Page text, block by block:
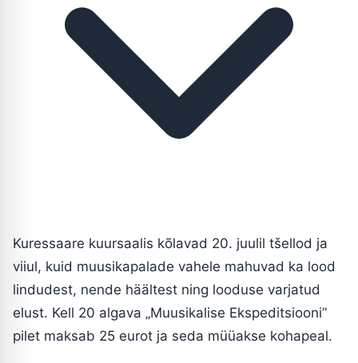
Kuressaare kuursaalis kõlavad 20. juulil tšellod ja
viiul, kuid muusikapalade vahele mahuvad ka lood
lindudest, nende häältest ning looduse varjatud
elust. Kell 20 algava „Muusikalise Ekspeditsiooni”
pilet maksab 25 eurot ja seda müüakse kohapeal.